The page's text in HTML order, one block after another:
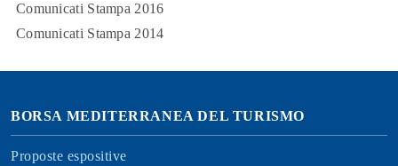
Comunicati Stampa 2016
Comunicati Stampa 2014
BORSA MEDITERRANEA DEL TURISMO
Proposte espositive